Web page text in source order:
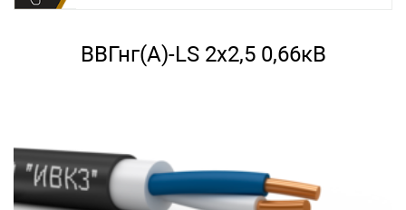
ВВГнг(А)-LS 2х2,5 0,66кВ